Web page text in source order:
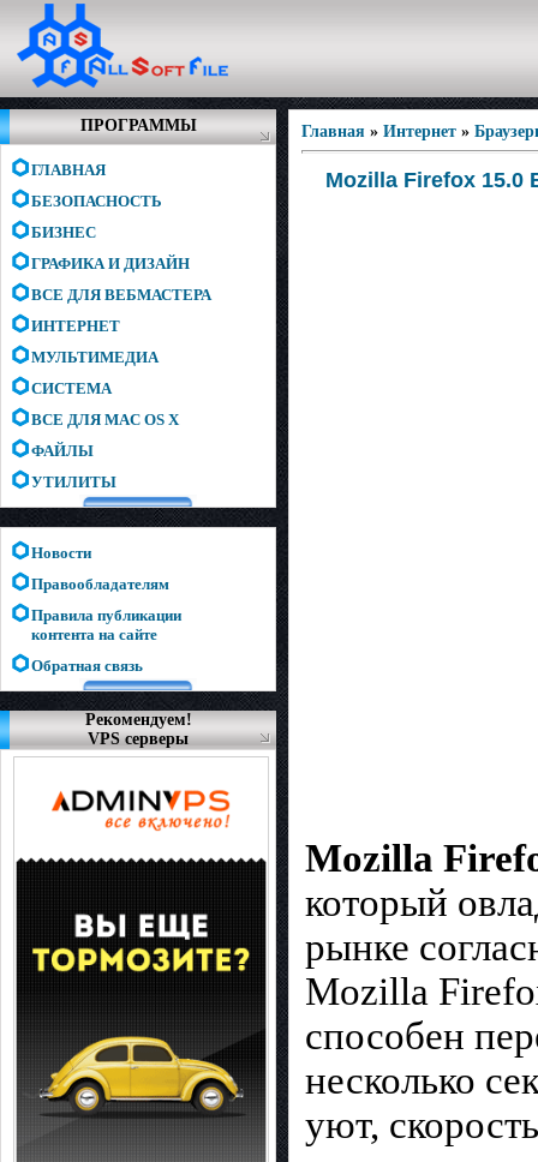
ПРОГРАММЫ
ГЛАВНАЯ
БЕЗОПАСНОСТЬ
БИЗНЕС
ГРАФИКА И ДИЗАЙН
ВСЕ ДЛЯ ВЕБМАСТЕРА
ИНТЕРНЕТ
МУЛЬТИМЕДИА
СИСТЕМА
ВСЕ ДЛЯ MAC OS X
ФАЙЛЫ
УТИЛИТЫ
Новости
Правообладателям
Правила публикации
контента на сайте
Обратная связь
Рекомендуем!
VPS серверы
Главная » Интернет »
Mozilla Firefox 15.0
Mozilla
который
рынке
Mozilla
способен
несколько
уют,